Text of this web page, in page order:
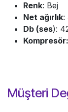
Renk: Bej
Net ağırlık:
Db (ses):
Kompresör:
Müşteri